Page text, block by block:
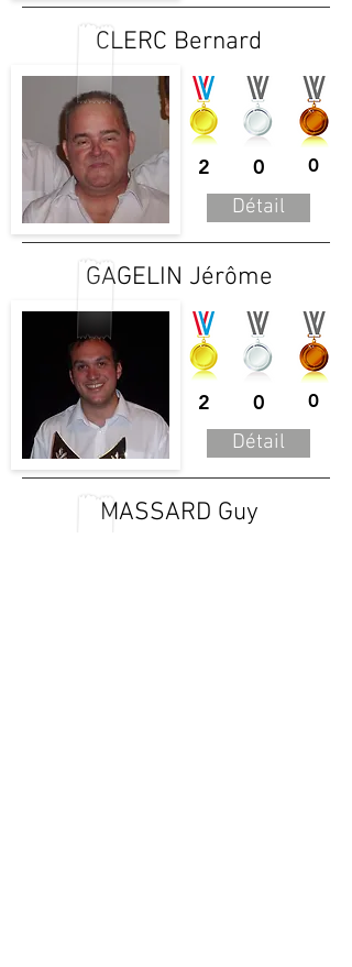
CLERC Bernard
2 0 0
Détail
GAGELIN Jérôme
2 0 0
Détail
MASSARD Guy